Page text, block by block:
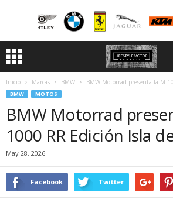
Inicio Marcas BMW BMW Motorrad presenta la M
BMW MOTOS
BMW Motorrad
1000 RR Edición Isla
May 28, 2026
Facebook Twitter